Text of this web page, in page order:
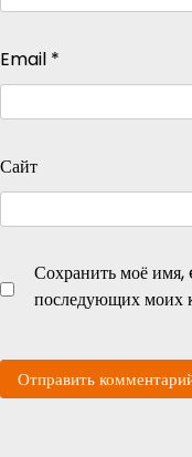
Email *
Сайт
Сохранить моё имя,
последующих моих